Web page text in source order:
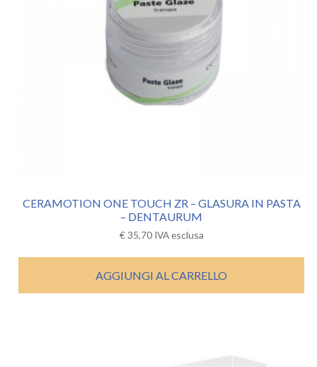
CERAMOTION ONE TOUCH ZR – GLASURA IN PASTA
– DENTAURUM
€35,70 IVA esclusa
AGGIUNGI AL CARRELLO